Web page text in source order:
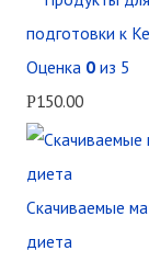
подготовки к
Оценка 0из 5
Р150.00
Скачиваемые
диета